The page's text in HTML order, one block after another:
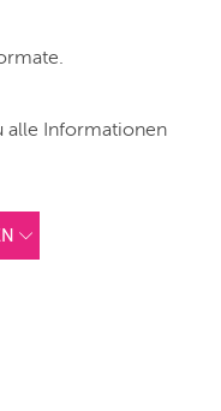
alle Informationen